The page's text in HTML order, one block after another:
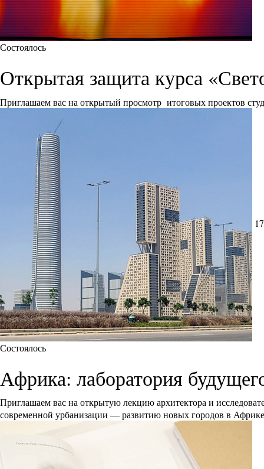
Состоялось
Открытая защита курса
Приглашаем вас на открытый просмотр итоговых проектов
Состоялось
Африка: лаборатория
Приглашаем вас на открытую лекцию архитектора и
современной урбанизации — развитию новых городов в Африке